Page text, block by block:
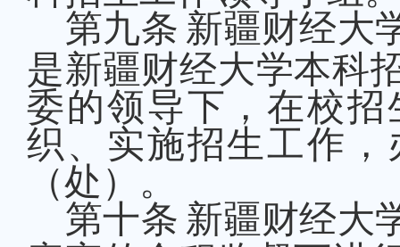
第九条 新疆财经大
是新疆财经大学本科
委的领导下，在校
织、实施招生工作
（处） 。
第十条 新疆财经大